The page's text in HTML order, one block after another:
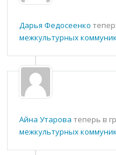
Дарья Федосеенко
межкультурных
Айна Утарова теперь в
межкультурных